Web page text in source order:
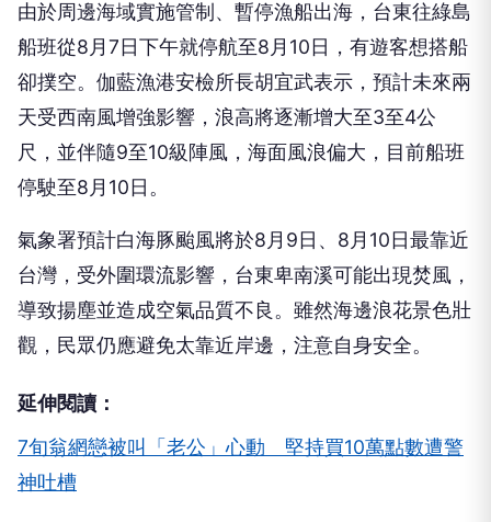
由於周邊海域實施管制、暫停漁船出海，台東往綠島
船班從8月7日下午就停航至8月10日，有遊客想搭船
卻撲空。伽藍漁港安檢所長胡宜武表示，預計未來兩
天受西南風增強影響，浪高將逐漸增大至3至4公
尺，並伴隨9至10級陣風，海面風浪偏大，目前船班
停駛至8月10日。
氣象署預計白海豚颱風將於8月9日、8月10日最靠近
台灣，受外圍環流影響，台東卑南溪可能出現焚風，
導致揚塵並造成空氣品質不良。雖然海邊浪花景色壯
觀，民眾仍應避免太靠近岸邊，注意自身安全。
延伸閱讀：
7旬翁網戀被叫「老公」心動 堅持買10萬點數遭警
神吐槽